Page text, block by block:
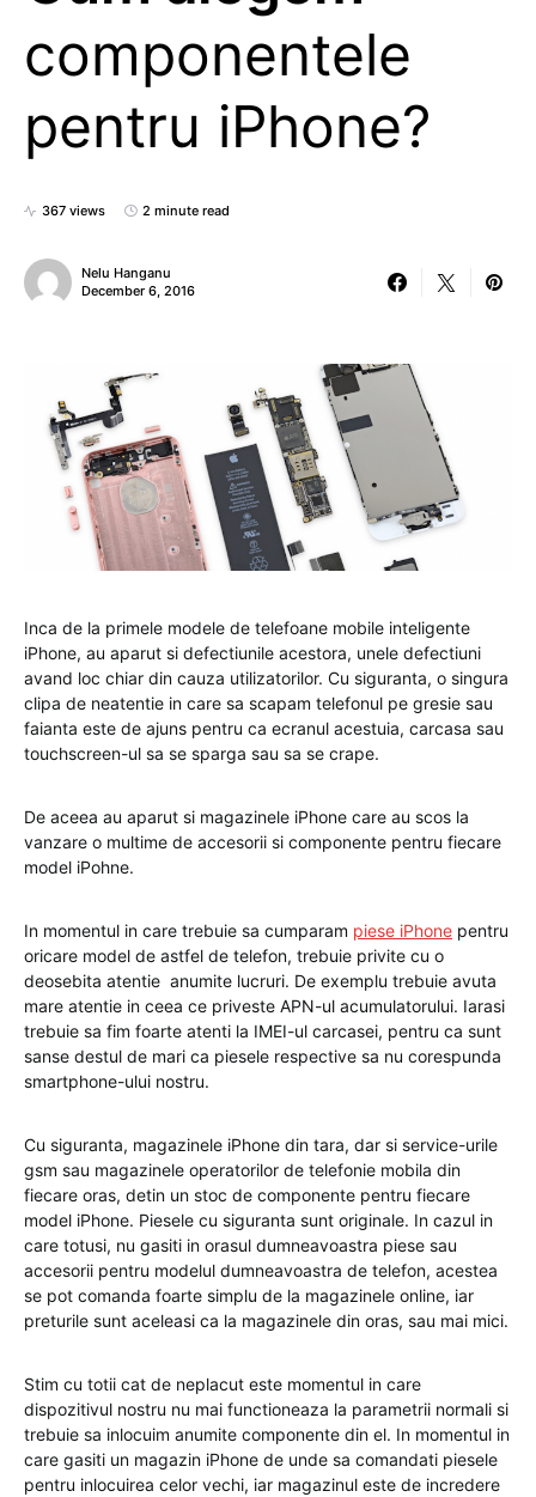
componentele
pentru iPhone?
367 views 2 minute read
Nelu Hanganu
December 6, 2016
Inca de la primele modele de telefoane mobile inteligente
iPhone, au aparut si defectiunile acestora, unele defectiuni
avand loc chiar din cauza utilizatorilor. Cu siguranta, o singura
clipa de neatentie in care sa scapam telefonul pe gresie sau
faianta este de ajuns pentru ca ecranul acestuia, carcasa sau
touchscreen-ul sa se sparga sau sa se crape.
De aceea au aparut si magazinele iPhone care au scos la
vanzare o multime de accesorii si componente pentru fiecare
model iPohne.
In momentul in care trebuie sa cumparam piese iPhone pentru
oricare model de astfel de telefon, trebuie privite cu o
deosebita atentie anumite lucruri. De exemplu trebuie avuta
mare atentie in ceea ce priveste APN-ul acumulatorului. Iarasi
trebuie sa fim foarte atenti la IMEI-ul carcasei, pentru ca sunt
sanse destul de mari ca piesele respective sa nu corespunda
smartphone-ului nostru.
Cu siguranta, magazinele iPhone din tara, dar si service-urile
gsm sau magazinele operatorilor de telefonie mobila din
fiecare oras, detin un stoc de componente pentru fiecare
model iPhone. Piesele cu siguranta sunt originale. In cazul in
care totusi, nu gasiti in orasul dumneavoastra piese sau
accesorii pentru modelul dumneavoastra de telefon, acestea
se pot comanda foarte simplu de la magazinele online, iar
preturile sunt aceleasi ca la magazinele din oras, sau mai mici.
Stim cu totii cat de neplacut este momentul in care
dispozitivul nostru nu mai functioneaza la parametrii normali si
trebuie sa inlocuim anumite componente din el. In momentul in
care gasiti un magazin iPhone de unde sa comandati piesele
pentru inlocuirea celor vechi, iar magazinul este de incredere